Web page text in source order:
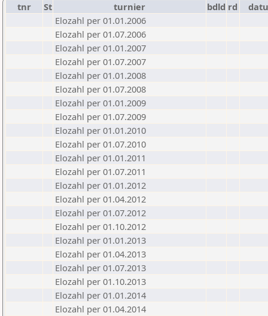
tnr St turnier bdld rd
Elozahl per 01.01.2006
Elozahl per 01.07.2006
Elozahl per 01.01.2007
Elozahl per 01.07.2007
Elozahl per 01.01.2008
Elozahl per 01.07.2008
Elozahl per 01.01.2009
Elozahl per 01.07.2009
Elozahl per 01.01.2010
Elozahl per 01.07.2010
Elozahl per 01.01.2011
Elozahl per 01.07.2011
Elozahl per 01.01.2012
Elozahl per 01.04.2012
Elozahl per 01.07.2012
Elozahl per 01.10.2012
Elozahl per 01.01.2013
Elozahl per 01.04.2013
Elozahl per 01.07.2013
Elozahl per 01.10.2013
Elozahl per 01.01.2014
Elozahl per 01.04.2014